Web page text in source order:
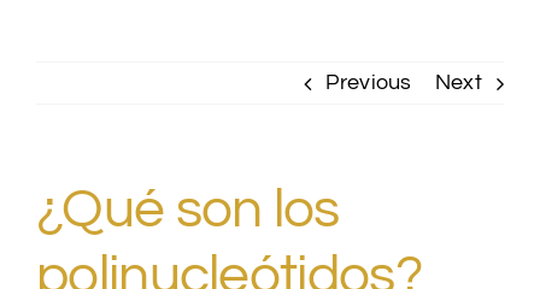
Previous Next
¿Qué son los
polinucleótidos?